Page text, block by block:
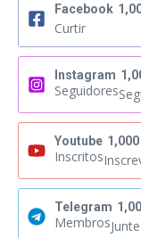
Facebook
Curtir
Instagram
Seguidores
Youtube 1,000
Inscritos
Telegram
Membros